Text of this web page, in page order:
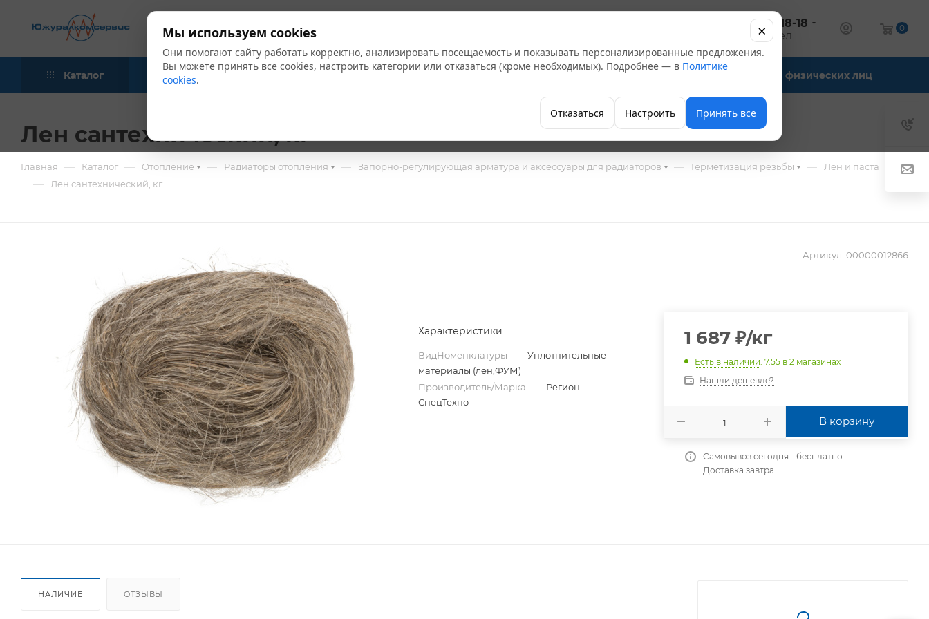
+7 (347) 246-18-18
оптовый отдел
0
Каталог Акции Бренды Компания Офис-склады Для физических лиц
Лен сантехнический, кг
Главная — Каталог — Отопление — Радиаторы отопления — Запорно-регулирующая арматура и аксессуары для радиаторов — Герметизация резьбы — Лен и паста
— Лен сантехнический, кг
Артикул: 00000012866
Характеристики
ВидНоменклатуры — Уплотнительные
материалы (лён,ФУМ)
Производитель/Марка — Регион
СпецТехно
1 687₽/кг
Есть в наличии: 7.55 в 2 магазинах
Нашли дешевле?
В корзину
Самовывоз сегодня - бесплатно
Доставка завтра
НАЛИЧИЕ ОТЗЫВЫ
Мы используем cookies
Они помогают сайту работать корректно, анализировать посещаемость и показывать персонализированные предложения.
Вы можете принять все cookies, настроить категории или отказаться (кроме необходимых). Подробнее — в Политике
cookies.
Отказаться Настроить Принять все
×